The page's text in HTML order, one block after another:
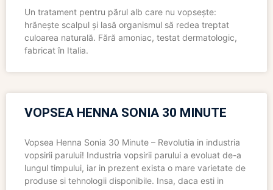
Un tratament pentru părul alb care nu vopsește:
hrănește scalpul și lasă organismul să redea treptat
culoarea naturală. Fără amoniac, testat dermatologic,
fabricat în Italia.
VOPSEA HENNA SONIA 30 MINUTE
Vopsea Henna Sonia 30 Minute – Revolutia in industria
vopsirii parului! Industria vopsirii parului a evoluat de-a
lungul timpului, iar in prezent exista o mare varietate de
produse si tehnologii disponibile. Insa, daca esti in